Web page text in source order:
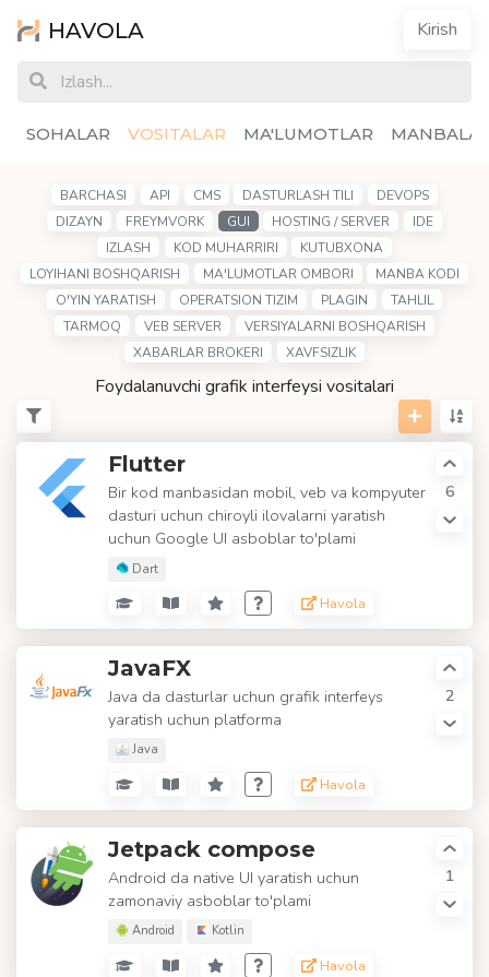
HAVOLA Kirish
SOHALAR VOSITALAR MA'LUMOTLAR
BARCHASI API CMS DASTURLASH TILI
DEVOPS
DIZAYN
FREYMVORK GUI HOSTING / SERVER
IDE
IZLASH
KOD MUHARRIRI
KUTUBXONA
LOYIHANI BOSHQARISH
MA'LUMOTLAR OMBORI
MANBA KODI
O'YIN YARATISH
OPERATSION TIZIM PLAGIN
TAHLIL
TARMOQ
VEB SERVER
VERSIYALARNI BOSHQARISH
XABARLAR BROKERI
XAVFSIZLIK
Foydalanuvchi grafik interfeysi vositalari
6
Flutter
Bir kod manbasidan mobil, veb va kompyuter
dasturi uchun chiroyli ilovalarni yaratish
uchun Google UI asboblar to'plami
Dart
Havola
2
JavaFX
Java da dasturlar uchun grafik interfeys
yaratish uchun platforma
Java
Havola
1
Jetpack compose
Android da native UI yaratish uchun
zamonaviy asboblar to'plami
Android Kotlin
Havola